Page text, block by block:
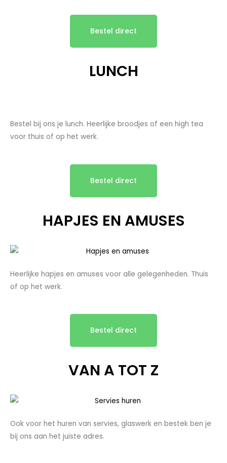
Bestel direct
LUNCH
Bestel bij ons je lunch. Heerlijke broodjes of een high tea
voor thuis of op het werk.
Bestel direct
HAPJES EN AMUSES
Heerlijke hapjes en amuses voor alle gelegenheden. Thuis
of op het werk.
Bestel direct
VAN A TOT Z
Ook voor het huren van servies, glaswerk en bestek ben je
bij ons aan het juiste adres.